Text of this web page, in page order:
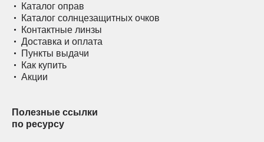
Каталог оправ
Каталог солнцезащитных очков
Контактные линзы
Доставка и оплата
Пункты выдачи
Как купить
Акции
Полезные ссылки
по ресурсу